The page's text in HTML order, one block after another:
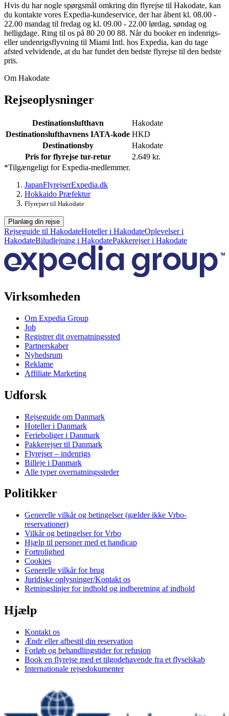
Hvis du har nogle spørgsmål omkring din flyrejse til Hakodate, kan
du kontakte vores Expedia-kundeservice, der har åbent kl. 08.00 -
22.00 mandag til fredag og kl. 09.00 - 22.00 lørdag, søndag og
helligdage. Ring til os på 80 20 00 88. Når du booker en indenrigs-
eller undenrigsflyvning til Miami Intl. hos Expedia, kan du tage
afsted velvidende, at du har fundet den bedste flyrejse til den bedste
pris.
Om Hakodate
Rejseoplysninger
Destinationslufthavn
Hakodate
Destinationslufthavnens IATA-kode HKD
Destinationsby
Hakodate
Pris for flyrejse tur-retur
2.649 kr.
*Tilgængeligt for Expedia-medlemmer.
JapanFlyrejserExpedia.dk
Hokkaido Præfektur
Flyrejser til Hakodate
Planlæg din rejse
Rejseguide til HakodateHoteller i HakodateOplevelser i
HakodateBiludlejning i HakodatePakkerejser i Hakodate
Virksomheden
Om Expedia Group
Job
Registrer dit overnatningssted
Partnerskaber
Nyhedsrum
Reklame
Affiliate Marketing
Udforsk
Rejseguide om Danmark
Hoteller i Danmark
Ferieboliger i Danmark
Pakkerejser til Danmark
Flyrejser – indenrigs
Billeje i Danmark
Alle typer overnatningssteder
Politikker
Generelle vilkår og betingelser (gælder ikke Vrbo-
reservationer)
Vilkår og betingelser for Vrbo
Hjælp til personer med et handicap
Fortrolighed
Cookies
Generelle vilkår for brug
Juridiske oplysninger/Kontakt os
Retningslinjer for indhold og indberetning af indhold
Hjælp
Kontakt os
Ændr eller afbestil din reservation
Forløb og behandlingstider for refusion
Book en flyrejse med et tilgodehavende fra et flyselskab
Internationale rejsedokumenter